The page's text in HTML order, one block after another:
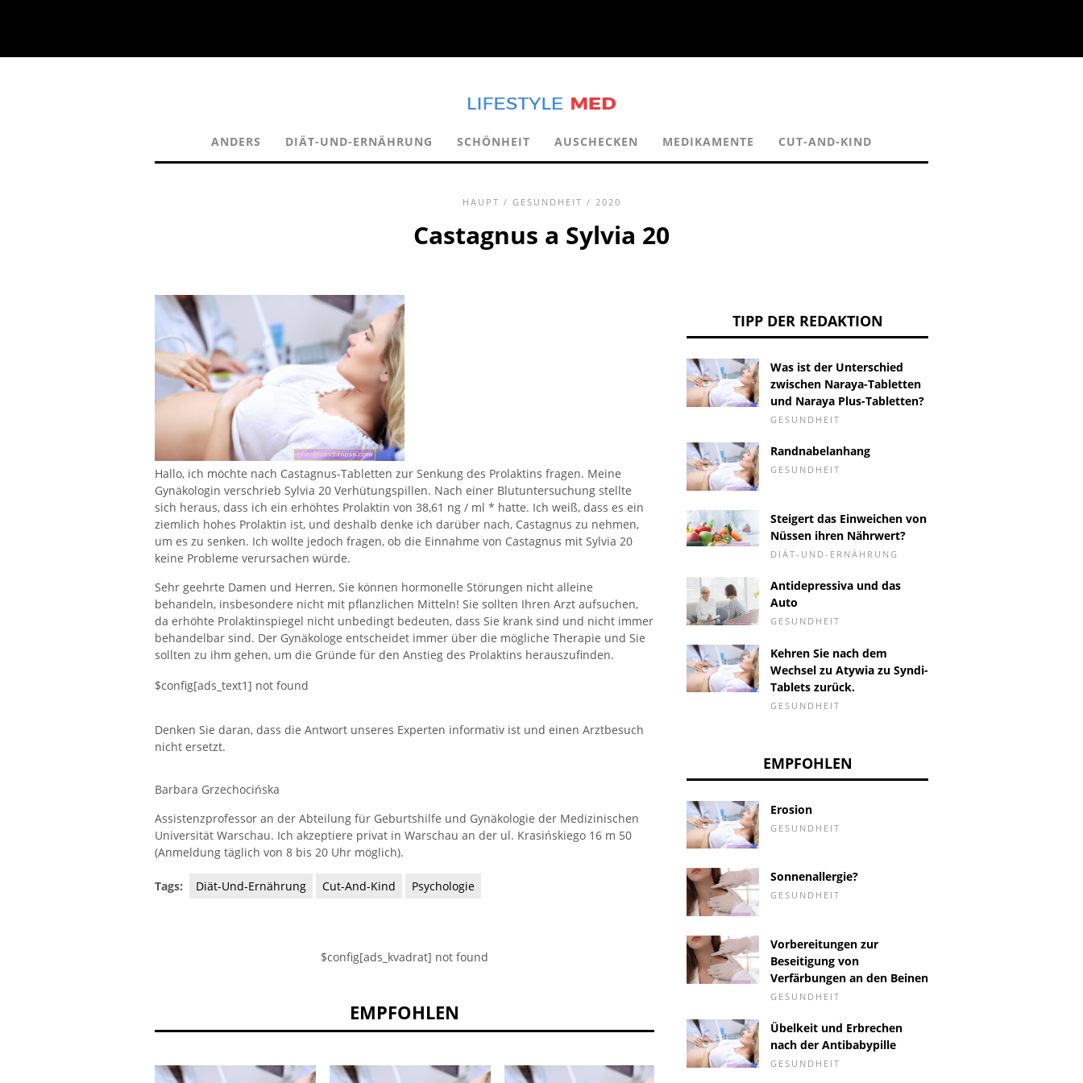
ANDERS DIÄT-UND-ERNÄHRUNG SCHÖNHEIT AUSCHECKEN MEDIKAMENTE CUT-AND-KIND
HAUPT / GESUNDHEIT / 2020
Castagnus a Sylvia 20
Hallo, ich möchte nach Castagnus-Tabletten zur Senkung des Prolaktins fragen. Meine
Gynäkologin verschrieb Sylvia 20 Verhütungspillen. Nach einer Blutuntersuchung stellte
sich heraus, dass ich ein erhöhtes Prolaktin von 38,61 ng / ml * hatte. Ich weiß, dass es ein
ziemlich hohes Prolaktin ist, und deshalb denke ich darüber nach, Castagnus zu nehmen,
um es zu senken. Ich wollte jedoch fragen, ob die Einnahme von Castagnus mit Sylvia 20
keine Probleme verursachen würde.
Sehr geehrte Damen und Herren, Sie können hormonelle Störungen nicht alleine
behandeln, insbesondere nicht mit pflanzlichen Mitteln! Sie sollten Ihren Arzt aufsuchen,
da erhöhte Prolaktinspiegel nicht unbedingt bedeuten, dass Sie krank sind und nicht immer
behandelbar sind. Der Gynäkologe entscheidet immer über die mögliche Therapie und Sie
sollten zu ihm gehen, um die Gründe für den Anstieg des Prolaktins herauszufinden.
$config[ads_text1] not found
Denken Sie daran, dass die Antwort unseres Experten informativ ist und einen Arztbesuch
nicht ersetzt.
Barbara Grzechocińska
Assistenzprofessor an der Abteilung für Geburtshilfe und Gynäkologie der Medizinischen
Universität Warschau. Ich akzeptiere privat in Warschau an der ul. Krasińskiego 16 m 50
(Anmeldung täglich von 8 bis 20 Uhr möglich).
Tags: Diät-Und-Ernährung Cut-And-Kind Psychologie
$config[ads_kvadrat] not found
EMPFOHLEN
TIPP DER REDAKTION
Was ist der Unterschied
zwischen Naraya-Tabletten
und Naraya Plus-Tabletten?
GESUNDHEIT
Randnabelanhang
GESUNDHEIT
Steigert das Einweichen von
Nüssen ihren Nährwert?
DIÄT-UND-ERNÄHRUNG
Antidepressiva und das
Auto
GESUNDHEIT
Kehren Sie nach dem
Wechsel zu Atywia zu Syndi-
Tablets zurück.
GESUNDHEIT
EMPFOHLEN
Erosion
GESUNDHEIT
Sonnenallergie?
GESUNDHEIT
Vorbereitungen zur
Beseitigung von
Verfärbungen an den Beinen
GESUNDHEIT
Übelkeit und Erbrechen
nach der Antibabypille
GESUNDHEIT